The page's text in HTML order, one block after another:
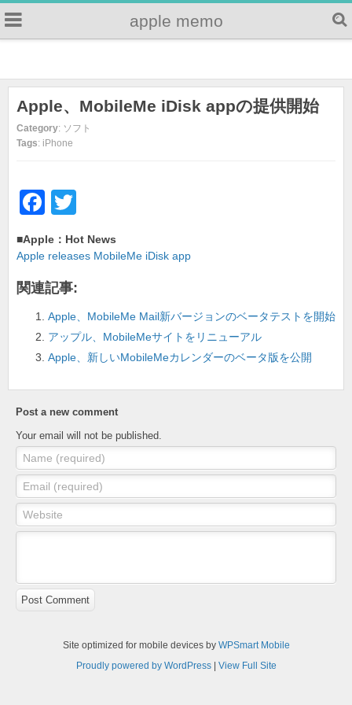
apple memo
Apple、MobileMe iDisk appの提供開始
Category: ソフト
Tags: iPhone
F
c
e
b
o
o
tt
er
■Apple：Hot News
Apple releases MobileMe iDisk app
関連記事:
Apple、MobileMe Mail新バージョンのベータテストを開始
アップル、MobileMeサイトをリニューアル
Apple、新しいMobileMeカレンダーのベータ版を公開
Post a new comment
Your email will not be published.
Name (required)
Email (required)
Website
Post Comment
Site optimized for mobile devices by WPSmart Mobile
Proudly powered by WordPress| View Full Site